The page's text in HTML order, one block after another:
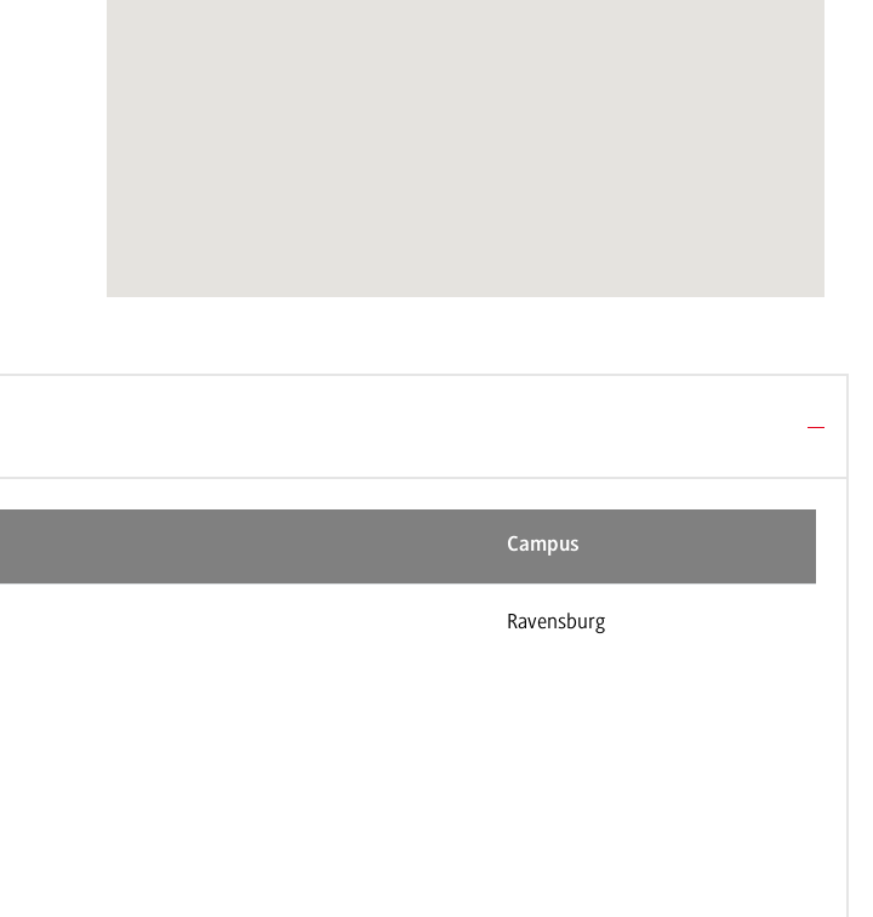
Campus
Ravensburg